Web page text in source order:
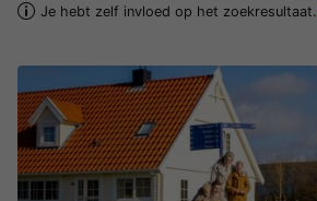
Je hebt zelf invloed op het zoekresultaat.